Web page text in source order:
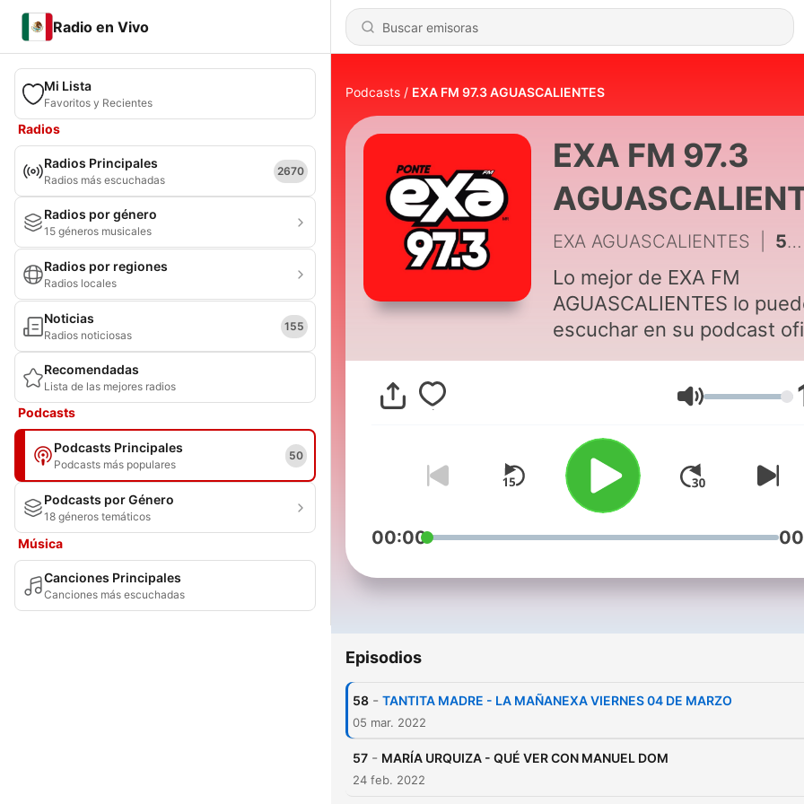
Radio en Vivo
Mi Lista
Favoritos y Recientes
Radios
Radios Principales
Radios más escuchadas
2670
Radios por género
15 géneros musicales
Radios por regiones
Radios locales
Noticias
Radios noticiosas
155
Recomendadas
Lista de las mejores radios
Podcasts
Podcasts Principales
Podcasts más populares
50
Podcasts por Género
18 géneros temáticos
Música
Canciones Principales
Canciones más escuchadas
Podcasts EXA FM 97.3 AGUASCALIENTES
EXA FM 97.3
EXA AGUASCALIENTES 58 - TANTITA MADRE - LA MAÑANEXA VIERNES 04 DE MARZO
Lo mejor de EXA FM
AGUASCALIENTES lo
escuchar en su podcast
y al aire en el 97.3 de tu radio.
Volumen
00:00
Episodios
58 - TANTITA MADRE - LA MAÑANEXA VIERNES 04 DE MARZO
05 mar. 2022
57 - MARÍA URQUIZA - QUÉ VER CON MANUEL DOM
24 feb. 2022